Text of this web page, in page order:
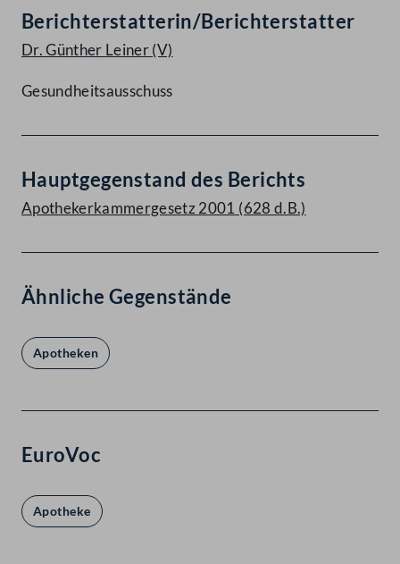
Berichterstatterin/Berichterstatter
Dr. Günther Leiner(V)
Gesundheitsausschuss
Hauptgegenstand des Berichts
Apothekerkammergesetz 2001 (628 d.B.)
Ähnliche Gegenstände
Apotheken
EuroVoc
Apotheke